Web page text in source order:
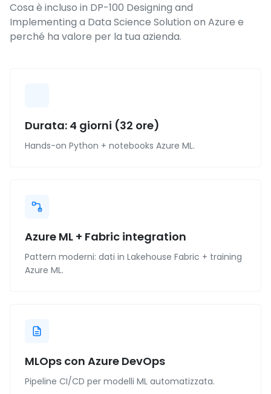
Cosa è incluso in DP-100 Designing and
Implementing a Data Science Solution on Azure e
perché ha valore per la tua azienda.
Durata: 4 giorni (32 ore)
Hands-on Python + notebooks Azure ML.
Azure ML + Fabric integration
Pattern moderni: dati in Lakehouse Fabric + training
Azure ML.
MLOps con Azure DevOps
Pipeline CI/CD per modelli ML automatizzata.